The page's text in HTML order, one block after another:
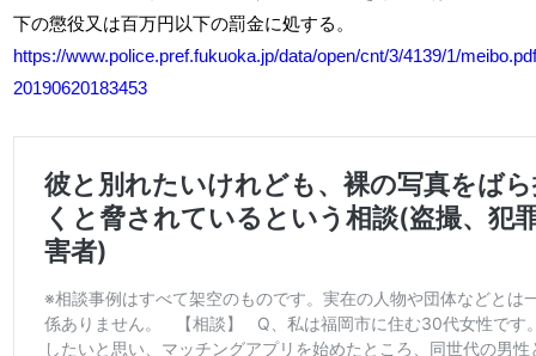
下の懲役又は百万円以下の罰金に処する。
https://www.police.pref.fukuoka.jp/data/open/cnt/3/4139/1/
20190620183453